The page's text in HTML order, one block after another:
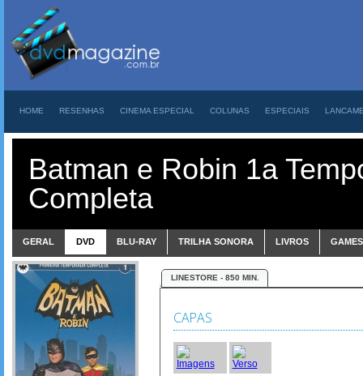
HOME RESENHAS CINEMA ESPECIAL COLUNAS ESPECIAIS
Batman e Robin 1a
Completa
GERAL DVD BLU-RAY TRILHA SONORA LIVROS GAMES
LINESTORE - 850 MIN.
CAPAS